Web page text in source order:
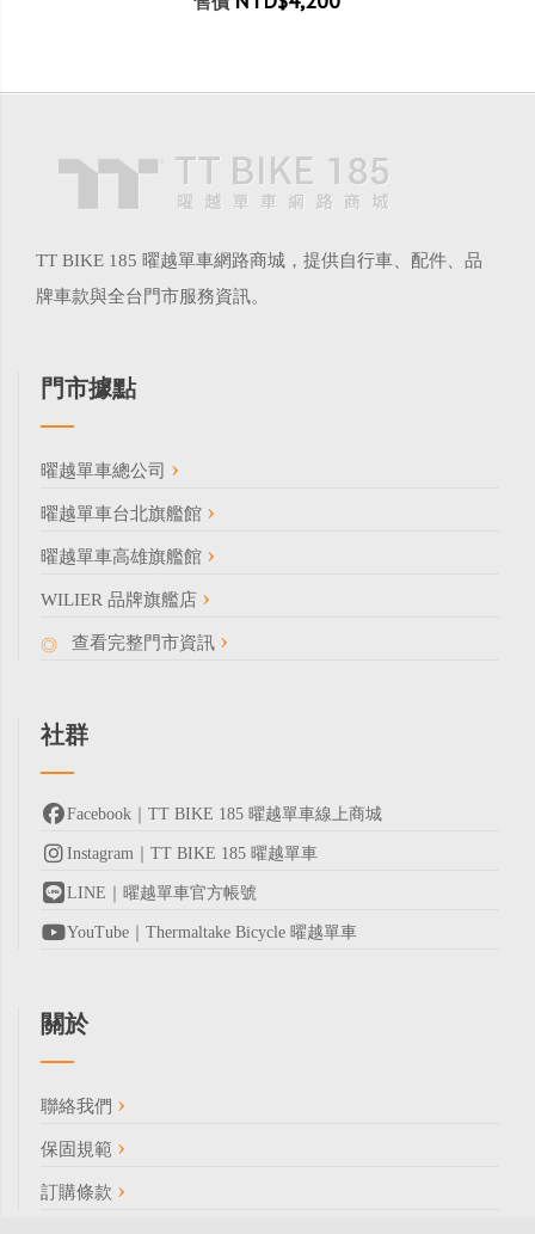
TT BIKE 185 曜越單車網路商城，提供自行車、配件、品
牌車款與全台門市服務資訊。
門市據點
曜越單車總公司
曜越單車台北旗艦館
曜越單車高雄旗艦館
WILIER 品牌旗艦店
查看完整門市資訊
社群
Facebook｜TT BIKE 185 曜越單車線上商城
Instagram｜TT BIKE 185 曜越單車
LINE｜曜越單車官方帳號
YouTube｜Thermaltake Bicycle 曜越單車
關於
聯絡我們
保固規範
訂購條款